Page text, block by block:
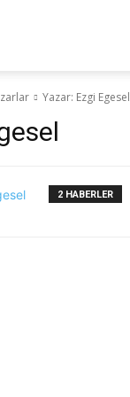
Yazar: Ezgi Egesel
2 HABERLER